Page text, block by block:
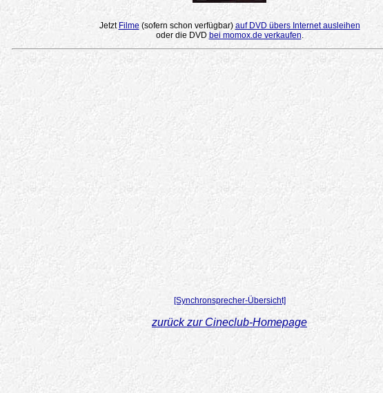
Jetzt Filme(sofern schon verfügbar) auf DVD übers Internet ausleihen
oder die DVD bei momox.de verkaufen.
[Synchronsprecher-Übersicht]
zurück zur Cineclub-Homepage